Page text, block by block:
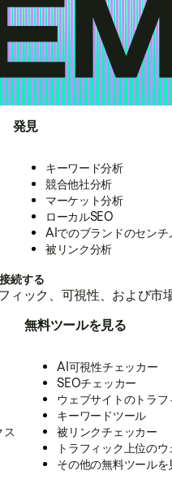
発見
キーワード分析
競合他社分析
マーケット分析
ローカルSEO
AIでのブランドのセンチ
被リンク分析
続する
ィック、可視性、および
ス
無料ツールを見る
AI可視性チェッカー
SEOチェッカー
ウェブサイトのトラ
キーワードツール
被リンクチェッカー
トラフィック上位の
その他の無料ツールを